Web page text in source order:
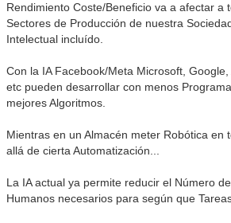
Rendimiento Coste/Beneficio va a afectar a
Sectores de Producción de nuestra
Intelectual incluído.
Con la IA Facebook/Meta Microsoft,
etc pueden desarrollar con menos
mejores Algoritmos.
Mientras en un Almacén meter Robótica en
allá de cierta Automatización...
La IA actual ya permite reducir el Número
Humanos necesarios para según que